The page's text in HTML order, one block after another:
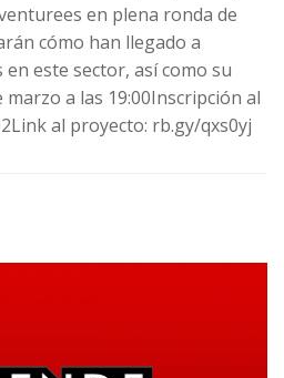
en plena ronda de
cómo han llegado a
este sector, así como su
a las 19:00Inscripción al
al proyecto: rb.gy/qxs0yj